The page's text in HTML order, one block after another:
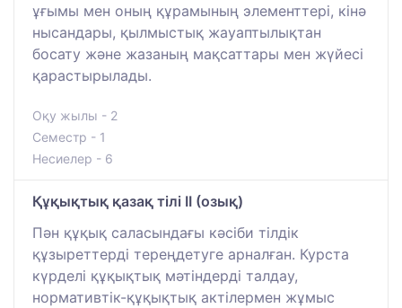
ұғымы мен оның құрамының элементтері, кінә
нысандары, қылмыстық жауаптылықтан
босату және жазаның мақсаттары мен жүйесі
қарастырылады.
Оқу жылы - 2
Семестр - 1
Несиелер - 6
Құқықтық қазақ тілі II (озық)
Пән құқық саласындағы кәсіби тілдік
құзыреттерді тереңдетуге арналған. Курста
күрделі құқықтық мәтіндерді талдау,
нормативтік-құқықтық актілермен жұмыс